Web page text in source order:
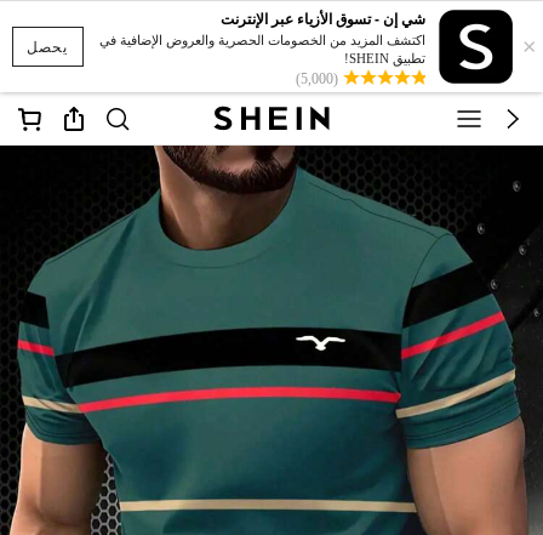
يحصل ×
شي إن - تسوق الأزياء عبر الإنترنت
اكتشف المزيد من الخصومات الحصرية والعروض الإضافية في
تطبيق SHEIN!
(5,000)